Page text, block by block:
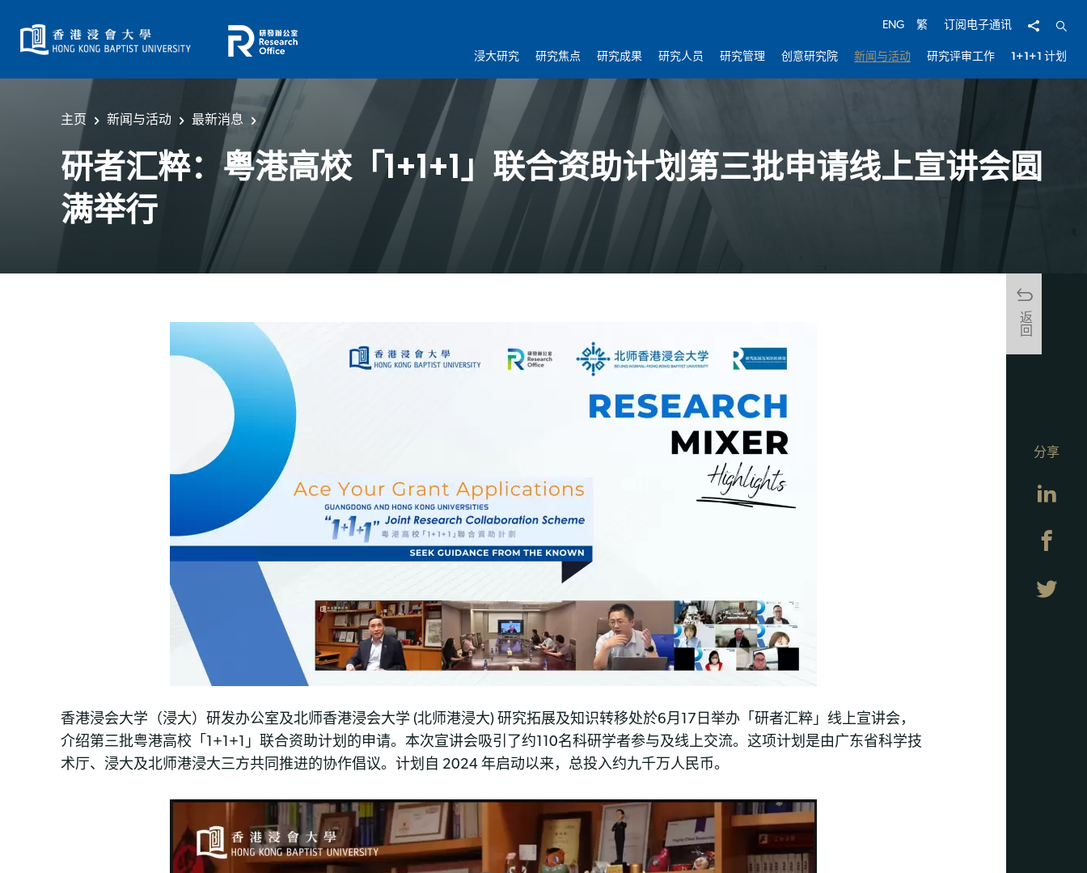
ENG 繁 订阅电子通讯 分享 开启
浸大研究 研究焦点 研究成果 研究人员 研究管理 创意研究院 新闻与活动 研究评审工作 1+1+1 计划
主页 新闻与活动 最新消息
研者汇粹：粤港高校「1+1+1」联合资助计划第三批申请线上宣讲会圆
满举行
返回
香港浸会大学（浸大）研发办公室及北师香港浸会大学 (北师港浸大) 研究拓展及知识转移处於6月17日举办「研者汇粹」线上宣讲会，
介绍第三批粤港高校「1+1+1」联合资助计划的申请。本次宣讲会吸引了约110名科研学者参与及线上交流。这项计划是由广东省科学技
术厅、浸大及北师港浸大三方共同推进的协作倡议。计划自 2024 年启动以来，总投入约九千万人民币。
分享